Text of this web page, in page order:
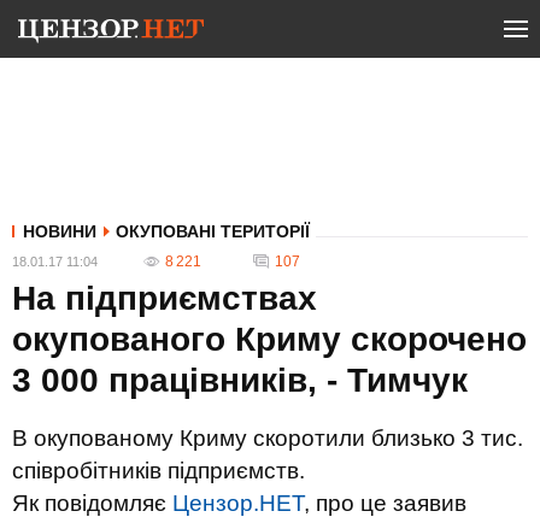
НОВИНИ ОКУПОВАНІ ТЕРИТОРІЇ
18.01.17 11:04 8 221 107
На підприємствах
окупованого Криму скорочено
3 000 працівників, - Тимчук
В окупованому Криму скоротили близько 3 тис.
співробітників підприємств.
Як повідомляє Цензор.НЕТ, про це заявив